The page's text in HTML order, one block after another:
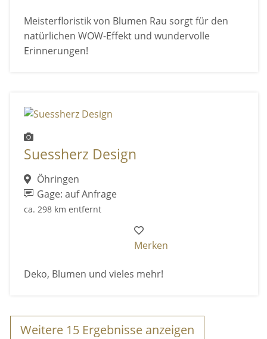
Meisterfloristik von Blumen Rau sorgt für den
natürlichen WOW-Effekt und wundervolle
Erinnerungen!
Suessherz Design
Öhringen
Gage: auf Anfrage
ca. 298 km entfernt
Merken
Deko, Blumen und vieles mehr!
Weitere 15 Ergebnisse anzeigen